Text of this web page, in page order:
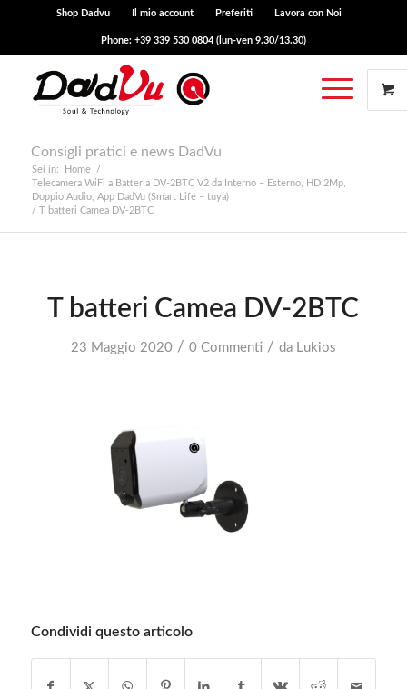
Shop Dadvu Il mio account Preferiti Lavora con Noi
Phone: +39 339 530 0804 (lun-ven 9.30/13.30)
Consigli pratici e news DadVu
Sei in: Home
/
Telecamera WiFi a Batteria DV-2BTC V2 da Interno – Esterno, HD 2Mp,
Doppio Audio, App DadVu (Smart Life – tuya)
/ T batteri Camea DV-2BTC
T batteri Camea DV-2BTC
23 Maggio 2020 / 0 Commenti / da Lukios
Condividi questo articolo